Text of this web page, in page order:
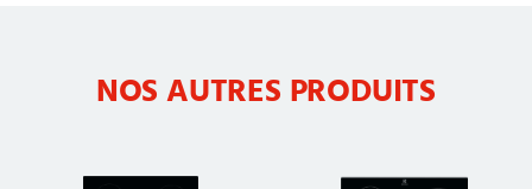
NOS AUTRES PRODUITS